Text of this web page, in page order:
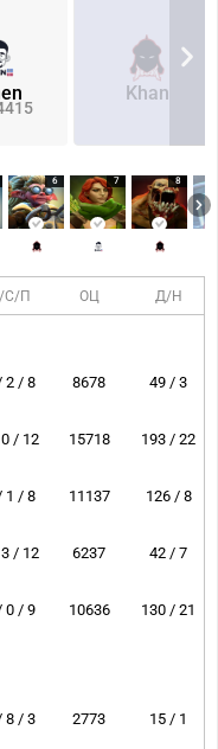
Khan
6 7 8
С/П ОЦ Д/Н
2 / 8 8678 49 / 3
/ 12 15718 193 / 22
1 / 8 11137 126 / 8
/ 12 6237 42 / 7
0 / 9 10636 130 / 21
8 / 3 2773 15 / 1